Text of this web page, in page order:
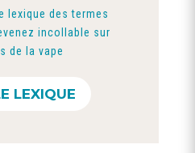
lexique des termes
incollable sur
de la vape
LEXIQUE